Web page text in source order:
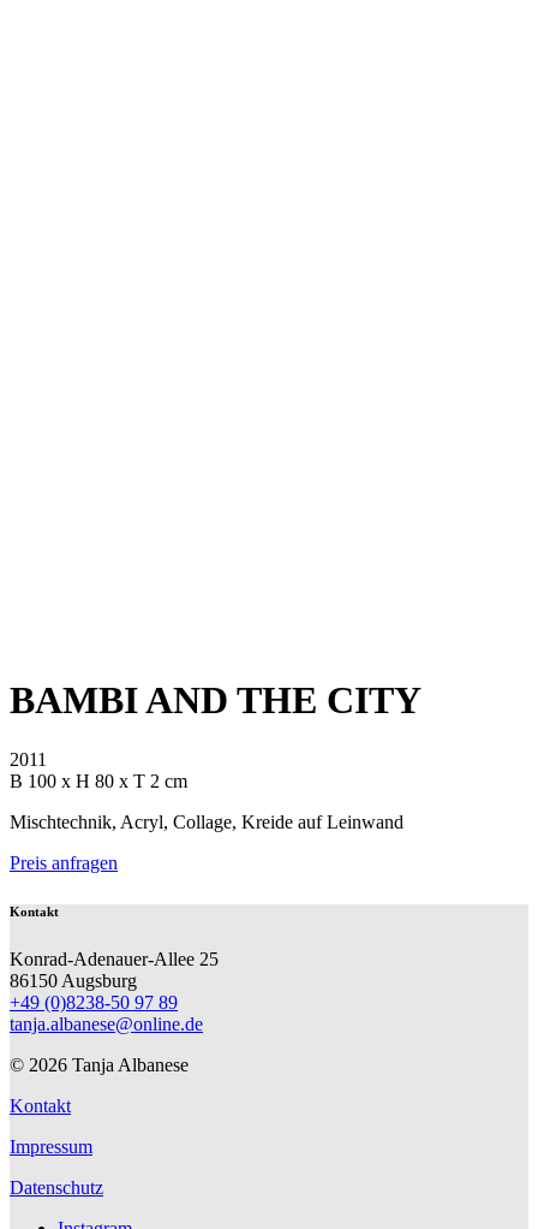
BAMBI AND THE CITY
2011
B 100 x H 80 x T 2 cm
Mischtechnik, Acryl, Collage, Kreide auf Leinwand
Preis anfragen
Kontakt
Konrad-Adenauer-Allee 25
86150 Augsburg
+49 (0)8238-50 97 89
tanja.albanese@online.de
© 2026 Tanja Albanese
Kontakt
Impressum
Datenschutz